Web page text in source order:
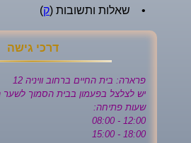
• שאלות ותשובות (ק)
דרכי גישה
פרארה: בית החיים ברחוב וויניה 12
יש לצלצל בפעמון בבית הסמוך לשער
שעות פתיחה:
12:00 - 08:00
18:00 - 15:00